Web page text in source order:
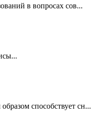
в вопросах сов...
способствует сн...